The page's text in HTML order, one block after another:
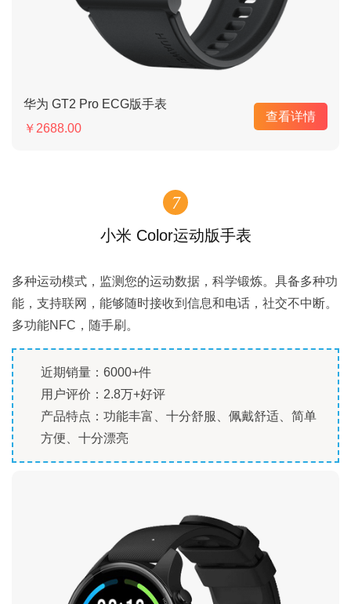
华为 GT2 Pro ECG版手表
￥2688.00
查看详情
7
小米 Color运动版手表
多种运动模式，监测您的运动数据，科学锻炼。具备多种功
能，支持联网，能够随时接收到信息和电话，社交不中断。
多功能NFC，随手刷。
近期销量：6000+件
用户评价：2.8万+好评
产品特点：功能丰富、十分舒服、佩戴舒适、简单
方便、十分漂亮